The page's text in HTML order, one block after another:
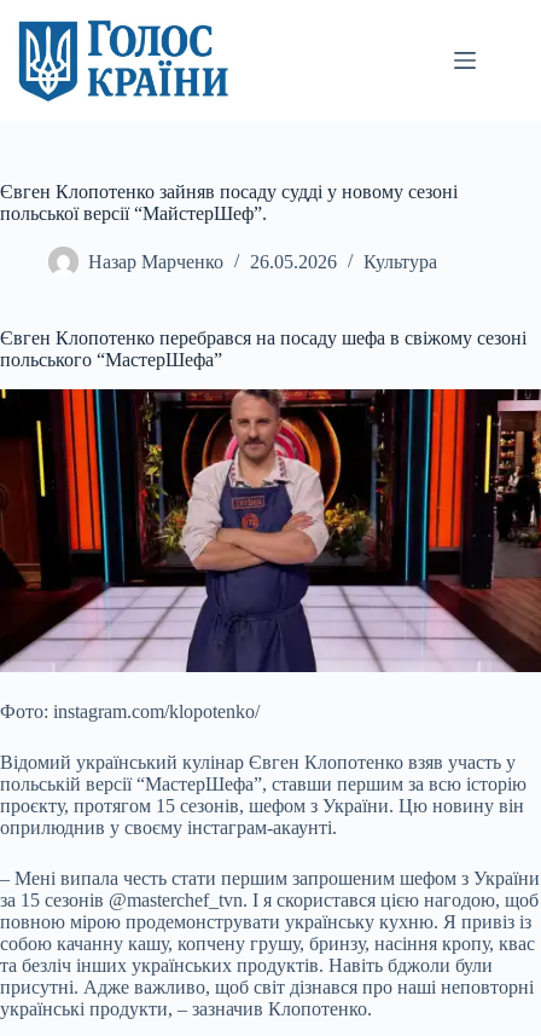
вмісту
Євген Клопотенко зайняв посаду судді у новому сезоні
польської версії “МайстерШеф”.
Назар Марченко 26.05.2026 Культура
Євген Клопотенко перебрався на посаду шефа в свіжому сезоні
польського “МастерШефа”
Фото: instagram.com/klopotenko/
Відомий український кулінар Євген Клопотенко взяв участь у
польській версії “МастерШефа”, ставши першим за всю історію
проєкту, протягом 15 сезонів, шефом з України. Цю новину він
оприлюднив у своєму інстаграм-акаунті.
– Мені випала честь стати першим запрошеним шефом з України
за 15 сезонів @masterchef_tvn. І я скористався цією нагодою, щоб
повною мірою продемонструвати українську кухню. Я привіз із
собою качанну кашу, копчену грушу, бринзу, насіння кропу, квас
та безліч інших українських продуктів. Навіть бджоли були
присутні. Адже важливо, щоб світ дізнався про наші неповторні
українські продукти, – зазначив Клопотенко.